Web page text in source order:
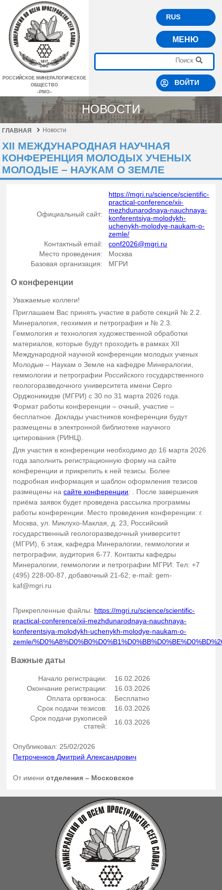
РОССИЙСКОЕ МИНЕРАЛОГИЧЕСКОЕ
ОБЩЕСТВО
–РМО–
RUS
МЕНЮ
ВОЙТИ
НОВОСТИ
ГЛАВНАЯ Новости
XII МЕЖДУНАРОДНАЯ НАУЧНАЯ
КОНФЕРЕНЦИЯ МОЛОДЫХ УЧЕНЫХ
МОЛОДЫЕ – НАУКАМ О ЗЕМЛЕ
Официальный сайт:
https://mgri.ru/science/scientific-
practical-conference/xii-
mezhdunarodnaya-nauchnaya-
konferentsiya-molodykh-
uchenykh-molodye-naukam-o-
zemle/
Контактный email:
conf2026@mgri.ru
Место проведения:
Москва
Базовая организация:
МГРИ
О конференции
Уважаемые коллеги!
Приглашаем Вас принять участие в работе секций № 2.2.
Минералогия, геохимия и петрография и № 2.3.
Геммология и технология художественной обработки
материалов, которые будут проходить в рамках XII
Международной научной конференции молодых ученых
Молодые – Наукам о Земле на кафедре Минералогии,
геммологии и петрографии Российского государственного
геологоразведочного университета имени Серго
Орджоникидзе (МГРИ) с 30 по 31 марта 2026 года.
Формат работы конференции – очный, участие –
бесплатное. Доклады участников конференции будут
размещены в электронной библиотеке научного
цитирования (РИНЦ).
Для участия в конференции необходимо до 16 марта 2026
года заполнить регистрационную форму на сайте
конференции и прикрепить к ней тезисы. Более
подробная информация и шаблон оформления тезисов
размещены насайте конференции: . После завершения
приёма заявок будет проведена рассылка программы
работы конференции. Место проведения конференции: г.
Москва, ул. Миклухо-Маклая, д. 23, Российский
государственный геологоразведочный университет
(МГРИ), 6 этаж, кафедра Минералогии, геммологии и
петрографии, аудитория 6-77. Контакты кафедры
Минералогии, геммологии и петрографии МГРИ: Тел: +7
(495) 228-00-87, добавочный 21-62; e-mail: gem-
kaf@mgri.ru
Прикрепленные файлы: https://mgri.ru/science/scientific-
practical-conference/xii-mezhdunarodnaya-nauchnaya-
konferentsiya-molodykh-uchenykh-molodye-naukam-o-
zemle/
Важные даты
Начало регистрации:
16.02.2026
Окончание регистрации:
16.03.2026
Оплата оргвзноса:
Бесплатно
Срок подачи тезисов:
16.03.2026
Срок подачи рукописей
статей:
16.03.2026
Опубликовал: 25/02/2026
Петроченков Дмитрий Александрович
От имениотделения – Московское